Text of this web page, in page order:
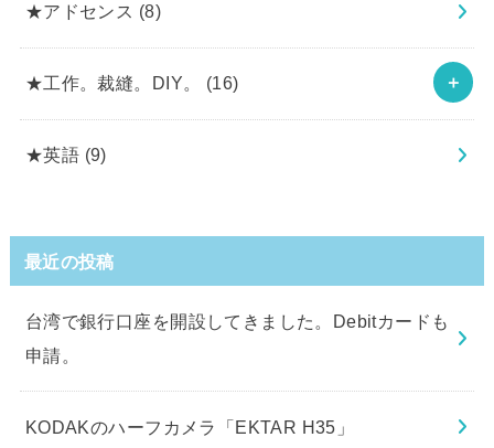
★アドセンス (8)
★工作。裁縫。DIY。 (16)
★英語 (9)
最近の投稿
台湾で銀行口座を開設してきました。Debitカードも
申請。
KODAKのハーフカメラ「EKTAR H35」